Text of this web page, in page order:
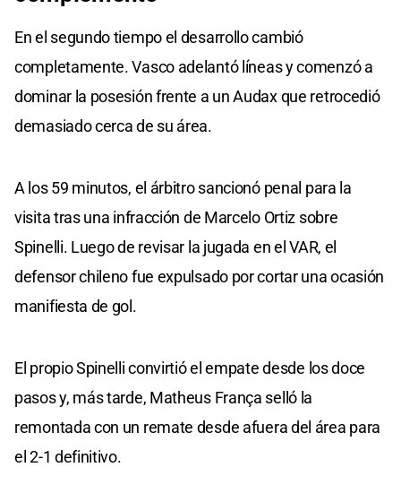
En el segundo tiempo el desarrollo cambió
completamente. Vasco adelantó líneas y comenzó a
dominar la posesión frente a un Audax que retrocedió
demasiado cerca de su área.
A los 59 minutos, el árbitro sancionó penal para la
visita tras una infracción de Marcelo Ortiz sobre
Spinelli. Luego de revisar la jugada en el VAR, el
defensor chileno fue expulsado por cortar una ocasión
manifiesta de gol.
El propio Spinelli convirtió el empate desde los doce
pasos y, más tarde, Matheus França selló la
remontada con un remate desde afuera del área para
el 2-1 definitivo.